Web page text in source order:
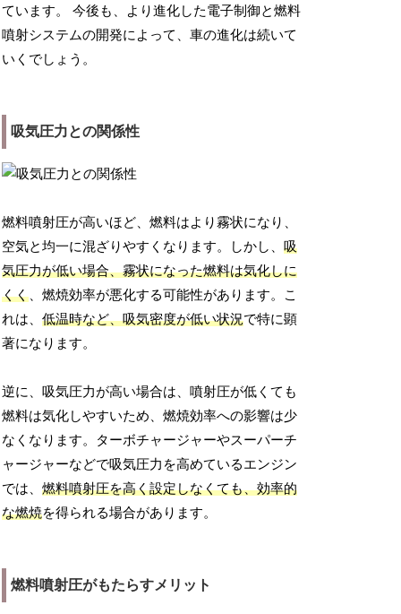
ています。 今後も、より進化した電子制御と燃料
噴射システムの開発によって、車の進化は続いて
いくでしょう。
吸気圧力との関係性
燃料噴射圧が高いほど、燃料はより霧状になり、
空気と均一に混ざりやすくなります。しかし、吸
気圧力が低い場合、霧状になった燃料は気化しに
くく 、燃焼効率が悪化する可能性があります。こ
れは、低温時など、吸気密度が低い状況で特に顕
著になります。
逆に、吸気圧力が高い場合は、噴射圧が低くても
燃料は気化しやすいため、燃焼効率への影響は少
なくなります。ターボチャージャーやスーパーチ
ャージャーなどで吸気圧力を高めているエンジン
では、燃料噴射圧を高く設定しなくても、効率的
な燃焼を得られる場合があります。
燃料噴射圧がもたらすメリット